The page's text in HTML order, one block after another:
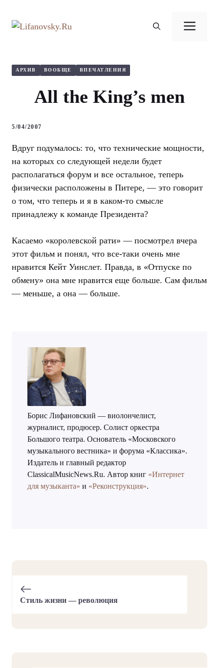
содержимому
АРХИВ ВООБЩЕ ВПЕЧАТЛЕНИЯ
All the King’s men
5/04/2007
Вдруг подумалось: то, что технические мощности,
на которых со следующей недели будет
располагаться форум и все остальное, теперь
физически расположены в Питере, — это говорит
о том, что теперь и я в каком-то смысле
принадлежу к команде Президента?
Касаемо «королевской рати» — посмотрел вчера
этот фильм и понял, что все-таки очень мне
нравится Кейт Уинслет. Правда, в «Отпуске по
обмену» она мне нравится еще больше. Сам фильм
— меньше, а она — больше.
Борис Лифановский — виолончелист,
журналист, продюсер. Солист оркестра
Большого театра. Основатель «Московского
музыкального вестника» и форума «Классика».
Издатель и главный редактор
ClassicalMusicNews.Ru. Автор книг «Интернет
для музыканта» и «Реконструкция».
Стиль жизни — революция